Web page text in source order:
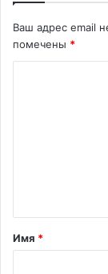
Ваш адрес email
помечены *
Имя *